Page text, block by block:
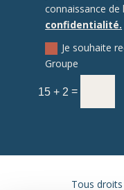
connaissance de
confidentialité.
Je souhaite
Groupe
15 + 2 =
Tous